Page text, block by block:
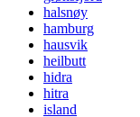
halsnøy
hamburg
hausvik
heilbutt
hidra
hitra
island